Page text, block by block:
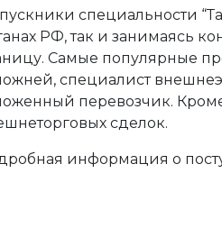
специальности
РФ, так и занимаясь
Самые популярные
специалист
перевозчик.
сделок.
информация о